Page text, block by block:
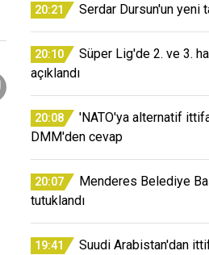
20:21 Serdar Dursun'un yeni
20:10
Süper Lig'de 2. ve 3.
açıklandı
20:08
'NATO'ya alternatif
DMM'den cevap
20:07
Menderes Belediye
tutuklandı
19:41
Suudi Arabistan'dan